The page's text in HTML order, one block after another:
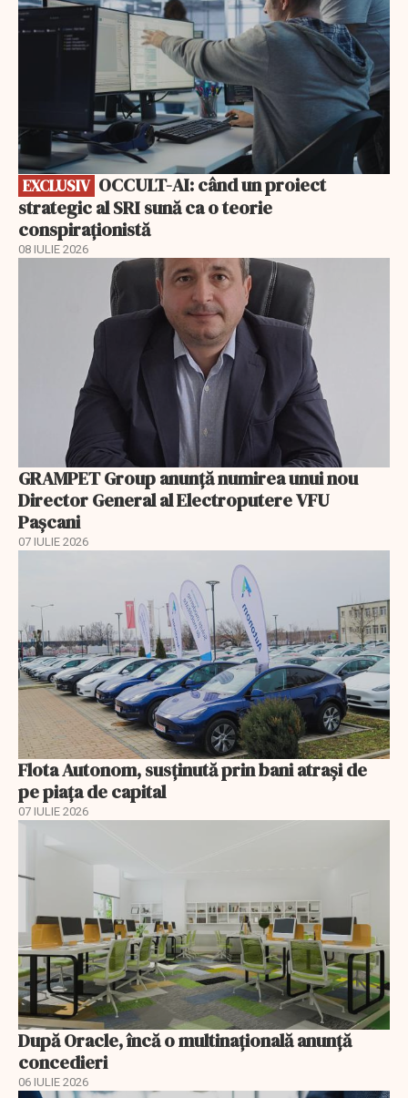
EXCLUSIV
strategic al SRI sună ca o teorie
conspiraționistă
08 IULIE 2026
GRAMPET Group anunță numirea unui nou
Director General al Electroputere VFU
Pașcani
07 IULIE 2026
Flota Autonom, susținută prin bani atrași de
pe piața de capital
07 IULIE 2026
După Oracle, încă o multinaţională anunţă
concedieri
06 IULIE 2026